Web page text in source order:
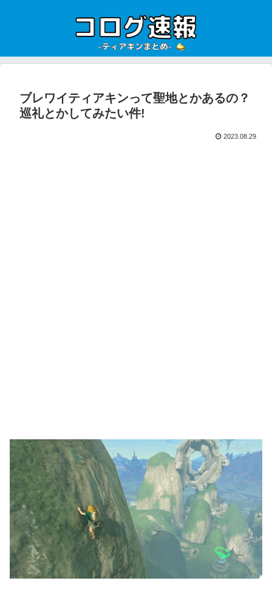
ブレワイティアキンって聖地とかあるの？
巡礼とかしてみたい件!
2023.08.29